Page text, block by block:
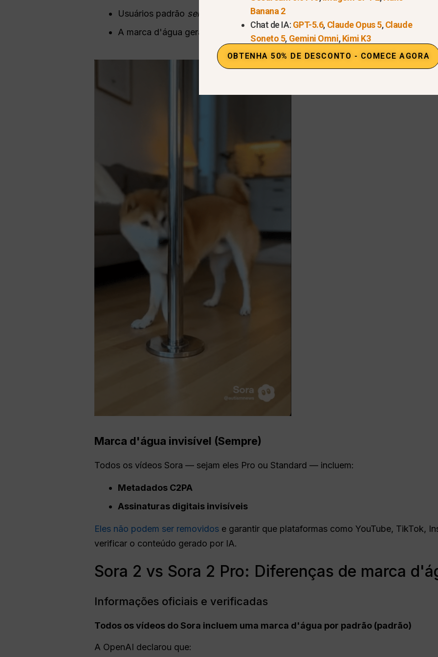
Usuários padrão sempre
obter uma marca d'água Sora visível.
A marca d'água geralmente aparece no canto inferior direito e pode ser
Marca d'água invisível (Sempre)
Todos os vídeos Sora — sejam eles Pro ou Standard — incluem:
Metadados C2PA
Assinaturas digitais invisíveis
Eles não podem ser removidos e garantir que plataformas como YouTube, TikTok,
verificar o conteúdo gerado por IA.
Sora 2 vs Sora 2 Pro: Diferenças de marca
Informações oficiais e verificadas
Todos os vídeos do Sora incluem uma marca d'água por padrão (padrão)
A OpenAI declarou que:
Banana 2
Chat de IA: GPT-5.6, Claude Opus 5,Claude
Soneto 5, Gemini Omni,Kimi K3
OBTENHA 50% DE DESCONTO - COMECE AGORA